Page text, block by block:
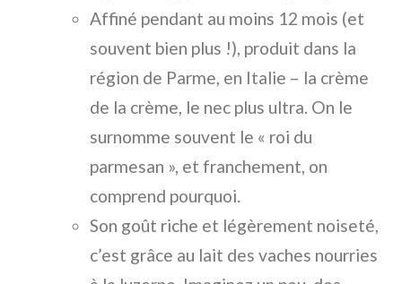
Affiné pendant au moins 12 mois (et
souvent bien plus !), produit dans la
région de Parme, en Italie – la crème
de la crème, le nec plus ultra. On le
surnomme souvent le « roi du
parmesan », et franchement, on
comprend pourquoi.
Son goût riche et légèrement noiseté,
c’est grâce au lait des vaches nourries